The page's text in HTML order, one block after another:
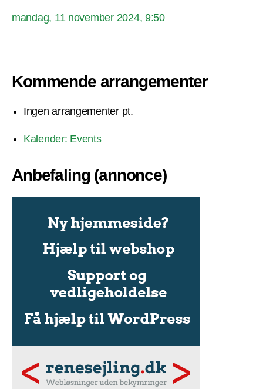
mandag, 11 november 2024, 9:50
Kommende arrangementer
Ingen arrangementer pt.
Kalender: Events
Anbefaling (annonce)